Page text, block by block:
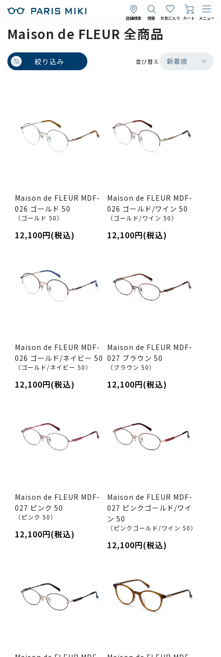
店舗検索 検索 お気に入り カート メニュー
Maison de FLEUR 全商品
絞り込み 並び替え 新着順
Maison de FLEUR MDF-
026 ゴールド 50
（ゴールド 50）
12,100円(税込)
Maison de FLEUR MDF-
026 ゴールド/ワイン 50
（ゴールド/ワイン 50）
12,100円(税込)
Maison de FLEUR MDF-
026 ゴールド/ネイビー 50
（ゴールド/ネイビー 50）
12,100円(税込)
Maison de FLEUR MDF-
027 ブラウン 50
（ブラウン 50）
12,100円(税込)
Maison de FLEUR MDF-
027 ピンク 50
（ピンク 50）
12,100円(税込)
Maison de FLEUR MDF-
027 ピンクゴールド/ワイ
ン 50
（ピンクゴールド/ワイン 50）
12,100円(税込)